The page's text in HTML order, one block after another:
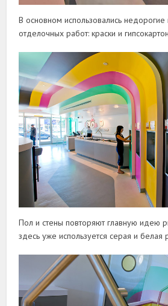
В основном использовались
отделочных работ: краски и
Пол и стены повторяют главную идею
здесь уже используется серая и белая